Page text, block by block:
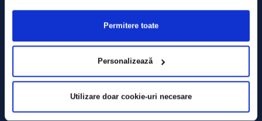
Permitere toate
Personalizează
Utilizare doar cookie-uri necesare